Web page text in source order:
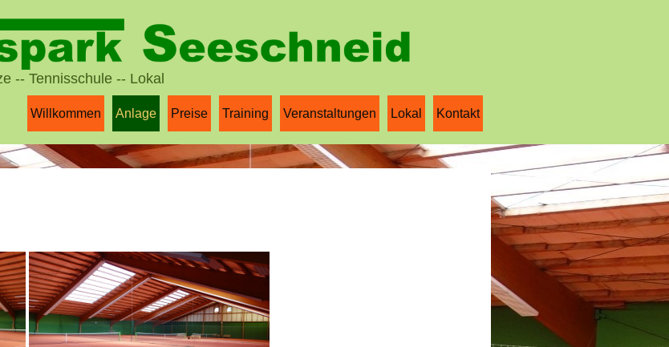
Willkommen Anlage Preise Training Veranstaltungen Lokal Kontakt
-- Tennisschule -- Lokal